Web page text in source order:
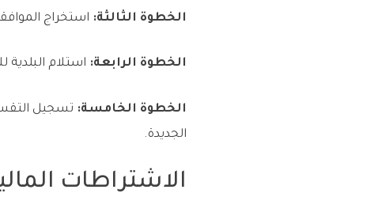
الخطوة الثالثة: استخراج
الخطوة الرابعة: استلام البلدية
الخطوة الخامسة: تسجيل
الجديدة.
الاشتراطات